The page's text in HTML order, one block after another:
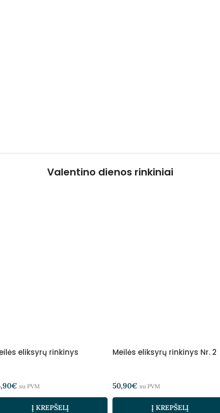
Valentino dienos rinkiniai
eliksyrų rinkinys
€ su PVM
Į KREPŠELĮ
Meilės eliksyrų rinkinys Nr. 2
50,90€ su PVM
Į KREPŠELĮ